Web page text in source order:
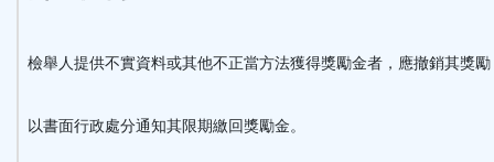
檢舉人提供不實資料或其他不正當方法獲得獎勵金者，應撤銷其獎勵
以書面行政處分通知其限期繳回獎勵金。